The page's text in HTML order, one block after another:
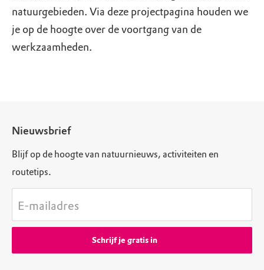
natuurgebieden. Via deze projectpagina houden we
je op de hoogte over de voortgang van de
werkzaamheden.
Nieuwsbrief
Blijf op de hoogte van natuurnieuws, activiteiten en
routetips.
E-mailadres
Schrijf je gratis in